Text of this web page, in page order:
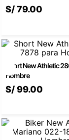
S/79.00
Short New Athletic
Hombre
S/99.00